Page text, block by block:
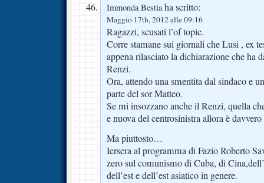
Immonda Bestiaha scritto:
Maggio 17th, 2012 alle 09:16
Ragazzi, scusati l’of topic.
Corre stamane sui giornali che Lusi , ex
appena rilasciato la dichiarazione che ha
Renzi.
Ora, attendo una smentita dal sindaco e
parte del sor Matteo.
Se mi insozzano anche il Renzi, quella
e nuova del centrosinistra allora è
Ma piuttosto…
Iersera al programma di Fazio Roberto
zero sul comunismo di Cuba, di
dell’est e dell’est asiatico in genere.